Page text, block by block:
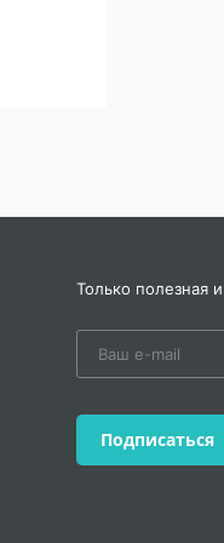
Только полезная
Подписаться